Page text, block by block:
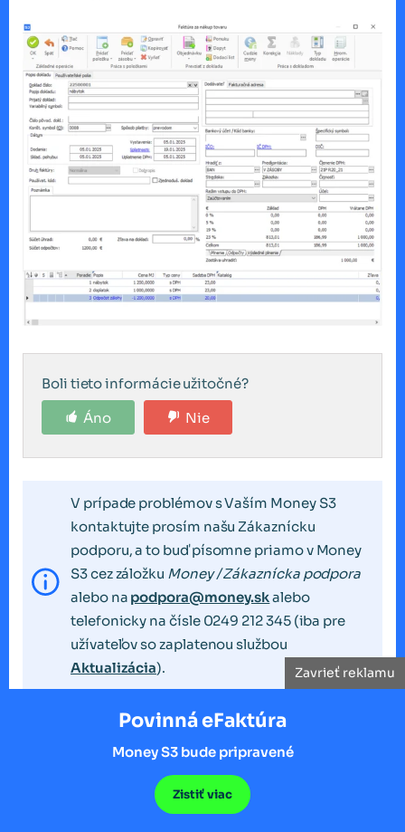
Boli tieto informácie užitočné?
Áno
Nie
V prípade problémov s Vaším Money S3
kontaktujte prosím našu Zákaznícku
podporu, a to buď písomne priamo v Money
S3 cez záložku Money / Zákaznícka podpora
alebo na podpora@money.skalebo
telefonicky na čísle 0249 212 345 (iba pre
užívateľov so zaplatenou službou
Aktualizácia).
Návody Money S3
(184)
Administrácia systému(93)
Zavrieť reklamu
Povinná eFaktúra
Money S3 bude pripravené
Zistiť viac